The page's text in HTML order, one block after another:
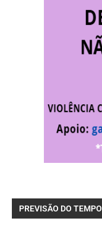
PREVISÃO DO TEMPO